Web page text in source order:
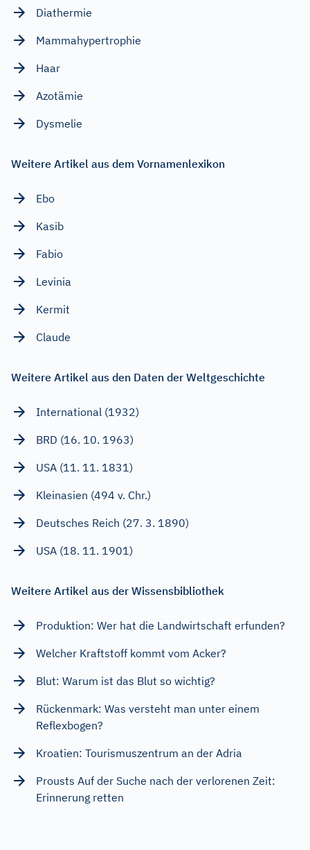
Diathermie
Mammahypertrophie
Haar
Azotämie
Dysmelie
Weitere Artikel aus dem Vornamenlexikon
Ebo
Kasib
Fabio
Levinia
Kermit
Claude
Weitere Artikel aus den Daten der Weltgeschichte
International (1932)
BRD (16. 10. 1963)
USA (11. 11. 1831)
Kleinasien (494 v. Chr.)
Deutsches Reich (27. 3. 1890)
USA (18. 11. 1901)
Weitere Artikel aus der Wissensbibliothek
Produktion: Wer hat die Landwirtschaft erfunden?
Welcher Kraftstoff kommt vom Acker?
Blut: Warum ist das Blut so wichtig?
Rückenmark: Was versteht man unter einem
Reflexbogen?
Kroatien: Tourismuszentrum an der Adria
Prousts Auf der Suche nach der verlorenen Zeit:
Erinnerung retten